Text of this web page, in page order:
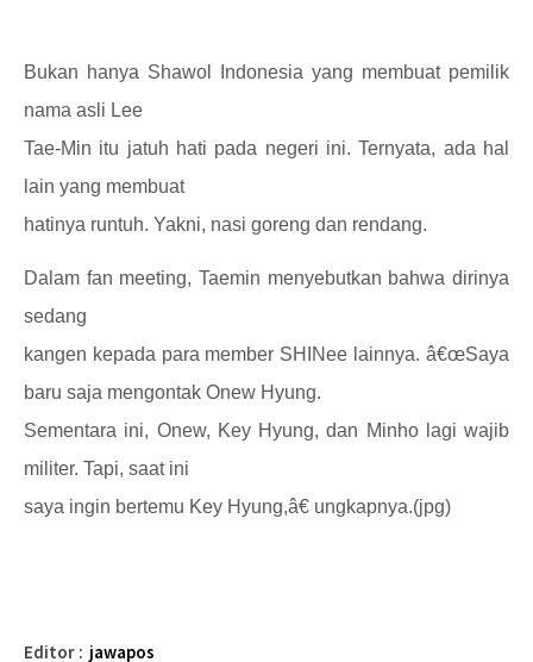
Bukan hanya Shawol Indonesia yang membuat pemilik
nama asli Lee
Tae-Min itu jatuh hati pada negeri ini. Ternyata, ada hal
lain yang membuat
hatinya runtuh. Yakni, nasi goreng dan rendang.
Dalam fan meeting, Taemin menyebutkan bahwa dirinya
sedang
kangen kepada para member SHINee lainnya. â€œSaya
baru saja mengontak Onew Hyung.
Sementara ini, Onew, Key Hyung, dan Minho lagi wajib
militer. Tapi, saat ini
saya ingin bertemu Key Hyung,â€ ungkapnya.(jpg)
Editor : jawapos